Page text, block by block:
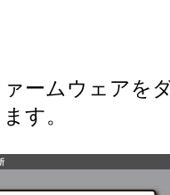
ームウェアを
す。